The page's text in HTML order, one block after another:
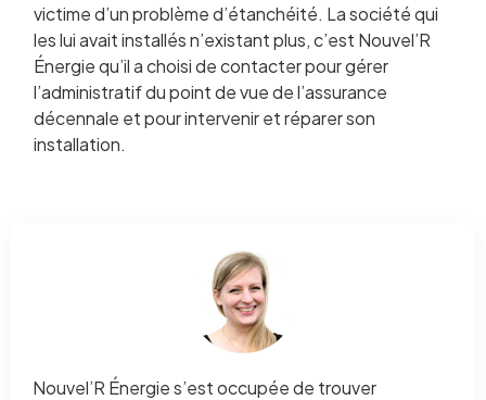
victime d’un problème d’étanchéité. La société qui
les lui avait installés n’existant plus, c’est Nouvel’R
Énergie qu’il a choisi de contacter pour gérer
l’administratif du point de vue de l’assurance
décennale et pour intervenir et réparer son
installation.
Nouvel’R Énergie s’est occupée de trouver